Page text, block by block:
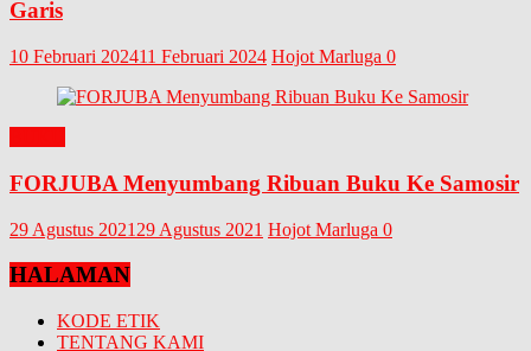
Garis
10 Februari 202411 Februari 2024 Hojot Marluga 0
FORJUBA Menyumbang Ribuan Buku Ke Samosir
29 Agustus 2021 29 Agustus 2021 Hojot Marluga 0
HALAMAN
KODE ETIK
TENTANG KAMI